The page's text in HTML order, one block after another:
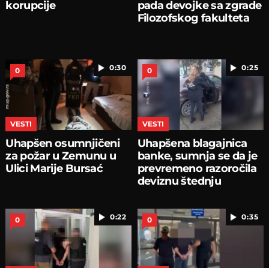
korupcije
pada devojke sa zgrade
Filozofskog fakulteta
0:30
0
VESTI
Uhapšen osumnjičeni
za požar u Zemunu u
Ulici Marije Bursać
0:25
0
VESTI
Uhapšena blagajnica
banke, sumnja se da je
prevremeno razoročila
deviznu štednju
0:22
0 0:35
0